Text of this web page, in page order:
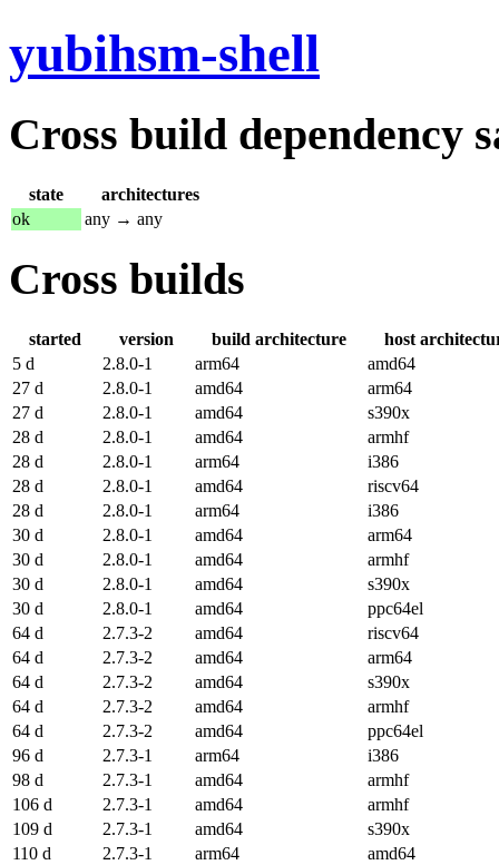
yubihsm-shell
Cross build dependency
state
architectures
ok
any → any
Cross builds
started version build architecture
host
5 d
2.8.0-1 arm64
amd64
27 d
2.8.0-1 amd64
arm64
27 d
2.8.0-1 amd64
s390x
28 d
2.8.0-1 amd64
armhf
28 d
2.8.0-1 arm64
i386
28 d
2.8.0-1 amd64
riscv64
28 d
2.8.0-1 arm64
i386
30 d
2.8.0-1 amd64
arm64
30 d
2.8.0-1 amd64
armhf
30 d
2.8.0-1 amd64
s390x
30 d
2.8.0-1 amd64
ppc64el
64 d
2.7.3-2 amd64
riscv64
64 d
2.7.3-2 amd64
arm64
64 d
2.7.3-2 amd64
s390x
64 d
2.7.3-2 amd64
armhf
64 d
2.7.3-2 amd64
ppc64el
96 d
2.7.3-1 arm64
i386
98 d
2.7.3-1 amd64
armhf
106 d
2.7.3-1 amd64
armhf
109 d
2.7.3-1 amd64
s390x
110 d
2.7.3-1 arm64
amd64